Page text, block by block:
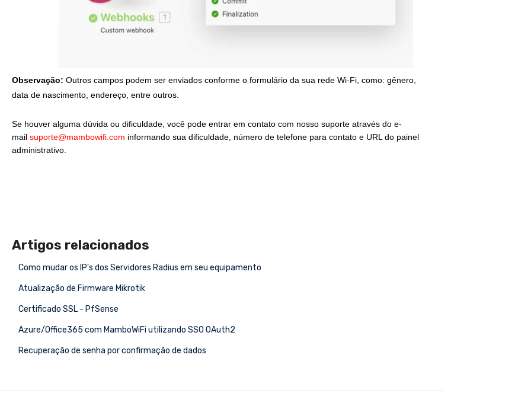
Observação: Outros campos podem ser enviados conforme o formulário da sua rede Wi-Fi, como: gênero,
data de nascimento, endereço, entre outros.
Se houver alguma dúvida ou dificuldade, você pode entrar em contato com nosso suporte através do e-
mail suporte@mambowifi.com informando sua dificuldade, número de telefone para contato e URL do painel
administrativo.
Artigos relacionados
Como mudar os IP's dos Servidores Radius em seu equipamento
Atualização de Firmware Mikrotik
Certificado SSL - PfSense
Azure/Office365 com MamboWiFi utilizando SSO OAuth2
Recuperação de senha por confirmação de dados